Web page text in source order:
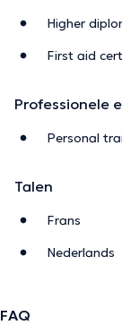
Higher
First aid
Professionele
Personal
Talen
Frans
Nederlands
FAQ